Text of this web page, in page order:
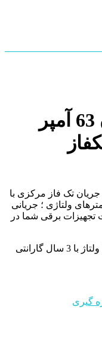
محافظ ولتاژ و جریان 63 آمپر
جریان تک فاز مرکزی با
پارامترهای ولتاژی ؛ جریانی
تجهیزات برقی شما در
محافظ ولتاژ جریان تک فاز JBH و محافظ ولتاژ با 3 سال گارانتی
گیری